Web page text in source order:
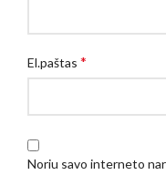
El.paštas *
Noriu savo interneto